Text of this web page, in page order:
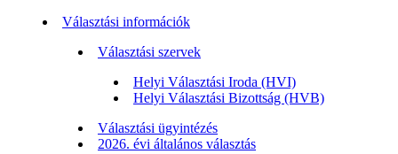
Választási információk
Választási szervek
Helyi Választási Iroda (HVI)
Helyi Választási Bizottság (HVB)
Választási ügyintézés
2026. évi általános választás